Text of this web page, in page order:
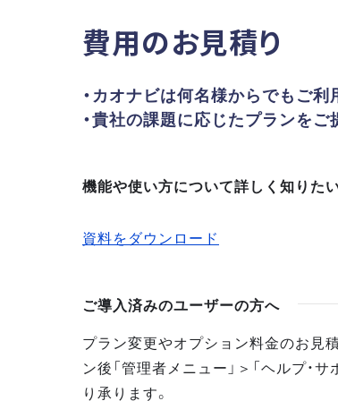
費用のお見積り
・カオナビは何名様からでもご利
・貴社の課題に応じたプランをご
機能や使い方について詳しく知りた
資料をダウンロード
ご導入済みのユーザーの方へ
プラン変更やオプション料金のお見
ン後「管理者メニュー」＞「ヘルプ・サ
り承ります。